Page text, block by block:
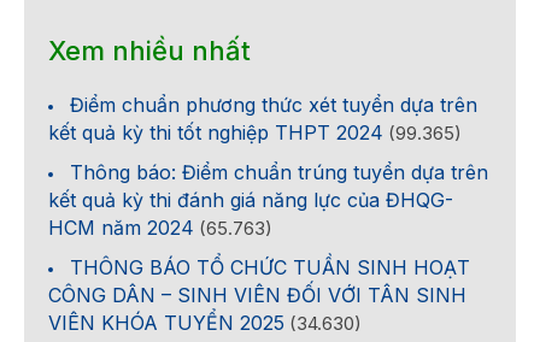
Xem nhiều nhất
Điểm chuẩn phương thức xét tuyển dựa trên
kết quả kỳ thi tốt nghiệp THPT 2024 (99.365)
Thông báo: Điểm chuẩn trúng tuyển dựa trên
kết quả kỳ thi đánh giá năng lực của ĐHQG-
HCM năm 2024 (65.763)
THÔNG BÁO TỔ CHỨC TUẦN SINH HOẠT
CÔNG DÂN – SINH VIÊN ĐỐI VỚI TÂN SINH
VIÊN KHÓA TUYỂN 2025 (34.630)